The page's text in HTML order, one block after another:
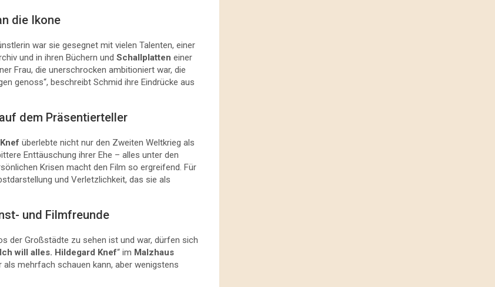
die Ikone
war sie gesegnet mit vielen Talenten, einer
und in ihren Büchern und Schallplatten einer
Frau, die unerschrocken ambitioniert war, die
genoss“, beschreibt Schmid ihre Eindrücke aus
dem Präsentierteller
überlebte nicht nur den Zweiten Weltkrieg als
Enttäuschung ihrer Ehe – alles unter den
Krisen macht den Film so ergreifend. Für
und Verletzlichkeit, das sie als
und Filmfreunde
der Großstädte zu sehen ist und war, dürfen sich
Ich will alles. Hildegard Knef“ im Malzhaus
als mehrfach schauen kann, aber wenigstens